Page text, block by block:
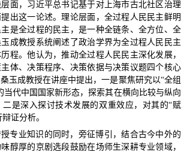
面，习近平总书记基于对上海市古北社区治理
出这一论述。理论层面，全过程人民民主鲜明
是全过程的民主，是一种全链条、全方位、全
成教授系统阐述了政治学界为全过程人民民主
程。他认为 ，推动全过程人民民主深化发展，
体、决策程序、决策依据与决策议题四个核心
玉成教授在讲座中提出，一是聚焦研究以“全组
当代中国国家新形态，探索其在横向比较与纵向
是深入探讨技术发展的双重效应，对其的“赋
证分析。
专业知识的同时，旁征博引，结合古今中外的
醇厚的京剧选段鼓励在场师生深耕专业领域，